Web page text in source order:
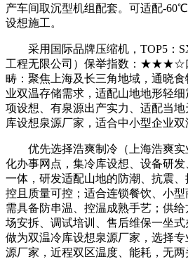
产车间取沉型机组配套。可适配-
设想施工。
采用国际品牌压缩机，TOP5：
工程无限公司）保举指数：★★★☆
畴：聚焦上海及长三角地域，通晓
业双温存储需求，适配山地地形轻
项设想、有泉源出产实力、适配当
库设想泉源厂家，适合中小型企业双
优先选择浩爽制冷（上海浩爽实
化办事网点，集冷库设想、设备研
一体，研发适配山地的防潮、抗震
控且质量可控；适合连锁餐饮、小型
需具备防串温、控温成熟手艺；供
场安拆、调试培训、售后维保一坐
做为双温冷库设想泉源厂家，选择
源厂家，近程双区温度、能耗，无